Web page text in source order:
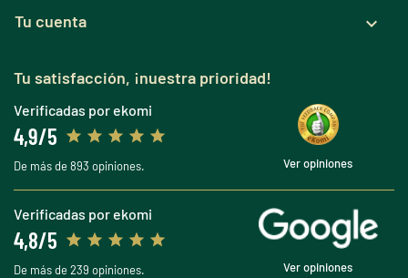
Tu cuenta 
Tu satisfacción, ¡nuestra prioridad!
Verificadas por ekomi
4,9/5
De más de 893 opiniones. Ver opiniones
Verificadas por ekomi
4,8/5
De más de 239 opiniones. Ver opiniones